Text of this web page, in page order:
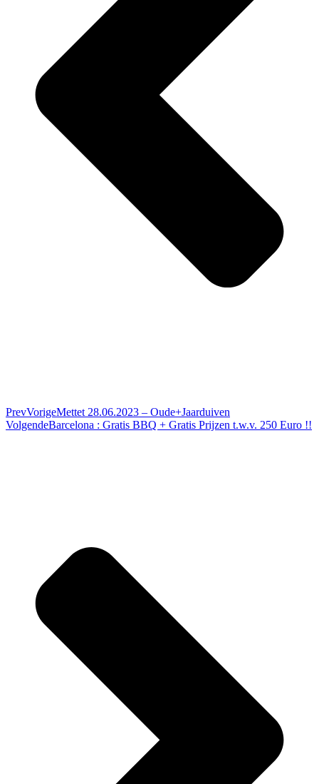
PrevVorigeMettet 28.06.2023 – Oude+Jaarduiven
VolgendeBarcelona : Gratis BBQ + Gratis Prijzen t.w.v. 250 Euro !!